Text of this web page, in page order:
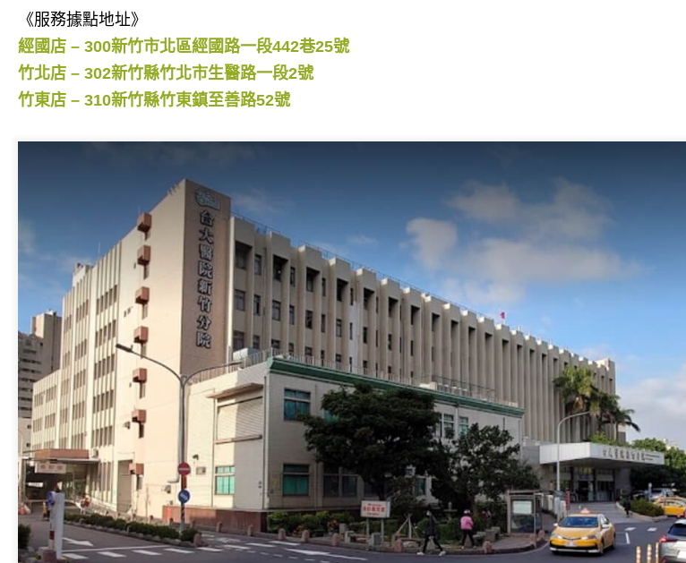
《服務據點地址》
經國店 – 300新竹市北區經國路一段442巷25號
竹北店 – 302新竹縣竹北市生醫路一段2號
竹東店 – 310新竹縣竹東鎮至善路52號